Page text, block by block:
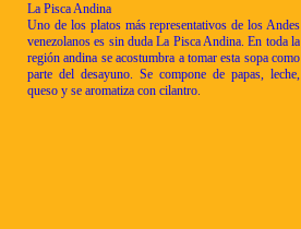
La Pisca Andina
Uno de los platos más representativos de los Andes
venezolanos es sin duda La Pisca Andina. En toda la
región andina se acostumbra a tomar esta sopa como
parte del desayuno. Se compone de papas, leche,
queso y se aromatiza con cilantro.